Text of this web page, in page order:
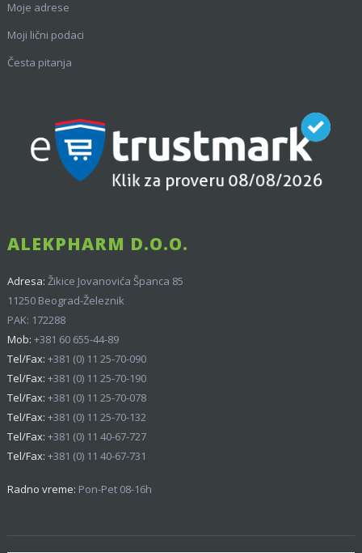
Moje adrese
Moji lični podaci
Česta pitanja
ALEKPHARM D.O.O.
Adresa: Žikice Jovanovića Španca 85
11250 Beograd-Železnik
PAK: 172288
Mob: +381 60 655-44-89
Tel/Fax: +381 (0) 11 25-70-090
Tel/Fax: +381 (0) 11 25-70-190
Tel/Fax: +381 (0) 11 25-70-078
Tel/Fax: +381 (0) 11 25-70-132
Tel/Fax: +381 (0) 11 40-67-727
Tel/Fax: +381 (0) 11 40-67-731
Radno vreme: Pon-Pet 08-16h